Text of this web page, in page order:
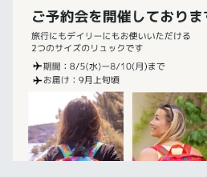
キーリング
ブーケ
パレット
【NEW】チューリップ